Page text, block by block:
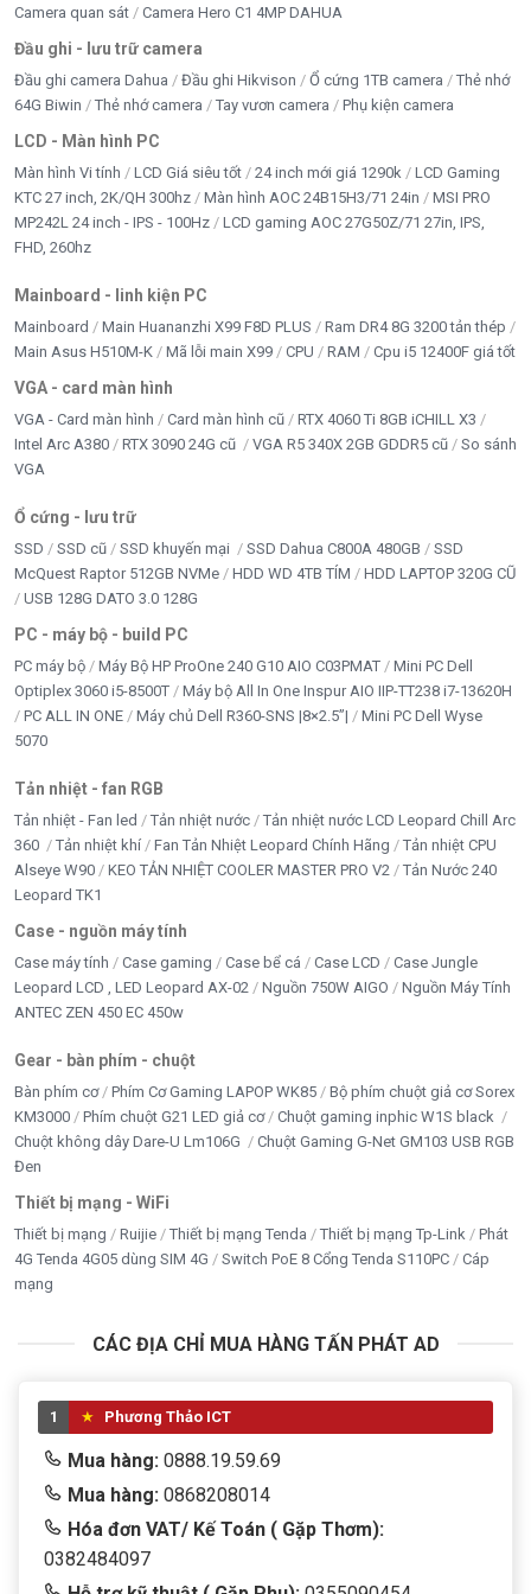
Nếu anh thường xuyên làm việc ngoài văn phòng, cần
máy nhẹ, pin tốt và đồng bộ tốt với iPhone, MacBook
Neo là lựa chọn dễ dùng trong tầm giá.
Người dùng iPhone muốn bước vào hệ sinh thái
Apple
Một điểm mạnh của MacBook Neo là khả năng kết
hợp với iPhone, iPad và iCloud.
đồng bộ ghi chú, ảnh, tin nhắn, lịch, email và tiếp tục
công việc giữa iPhone và MacBook thuận tiện hơn.
Chip Apple A18 Pro có đủ mạnh cho nhu
cầu hằng ngày không?
xem video, chỉnh sửa ảnh nhẹ, làm slide, học online và
dùng các công cụ AI cá nhân.
Điểm đáng chú ý của dòng chip này là khả năng tiết
hành macOS.
Với người dùng phổ thông, MacBook Neo 256GB
không cần phải là máy mạnh nhất, nhưng cần chạy ổn
quá trình học tập, làm việc.
Đây chính là nhóm nhu cầu mà MacBook Neo hướng
đến.
RAM 8GB và SSD 256GB có đủ dùng
không?
Với học tập, văn phòng, duyệt web, email, họp online,
làm slide, dùng Canva, Google Docs, Word, Excel và
đáp ứng tốt nếu người dùng quản lý dữ liệu hợp lý.
Bản 256GB phù hợp nhất với người dùng có thói quen
lưu tài liệu trên iCloud, Google Drive, OneDrive hoặc ổ
Nếu anh lưu nhiều ảnh, video, file thiết kế, dữ liệu
offline hoặc muốn cài nhiều ứng dụng lâu dài, nên cân
nhắc bản
MacBook Neo 512GB Touch ID Cảm ứng
MacBook Neo 256GB có Touch ID không?
thường là phiên bản tối ưu chi phí và không phải bản
tập trung vào Touch ID.
Nếu anh cần mở khóa bằng vân tay, xác nhận nhanh và
muốn dung lượng lưu trữ rộng hơn, nên tham khảo bản
512GB Touch ID.
Với người chỉ cần laptop để học tập, làm văn phòng,
có
thể
được
chọn
trang
sản
phẩm
Camera quan sát
Camera Hero C1 4MP DAHUA
Đầu ghi - lưu trữ camera
Đầu ghi camera Dahua Đầu ghi Hikvison Ổ cứng 1TB camera
Thẻ nhớ
64G Biwin
Thẻ nhớ camera Tay vươn camera Phụ kiện camera
LCD - Màn hình PC
Màn hình Vi tính LCD Giá siêu tốt 24 inch mới giá 1290k
LCD Gaming
KTC 27 inch, 2K/QH 300hz
Màn hình AOC 24B15H3/71 24in
MSI PRO
MP242L 24 inch - IPS - 100Hz
LCD gaming AOC 27G50Z/71 27in, IPS,
FHD, 260hz
Mainboard - linh kiện PC
Mainboard Main Huananzhi X99 F8D PLUS
Ram DR4 8G 3200 tản thép
Main Asus H510M-K
Mã lỗi main X99 CPU RAM Cpu i5 12400F giá tốt
VGA - card màn hình
VGA - Card màn hình Card màn hình cũ
RTX 4060 Ti 8GB iCHILL X3
Intel Arc A380
RTX 3090 24G cũ VGA R5 340X 2GB GDDR5 cũ
So sánh
VGA
Ổ cứng - lưu trữ
SSD SSD cũ SSD khuyến mại SSD Dahua C800A 480GB
SSD
McQuest Raptor 512GB NVMe
HDD WD 4TB TÍM
HDD LAPTOP 320G CŨ
USB 128G DATO 3.0 128G
PC - máy bộ - build PC
PC máy bộ Máy Bộ HP ProOne 240 G10 AIO C03PMAT
Mini PC Dell
Optiplex 3060 i5-8500T
Máy bộ All In One Inspur AIO IIP-TT238 i7-13620H
PC ALL IN ONE
Máy chủ Dell R360-SNS |8×2.5”|
Mini PC Dell Wyse
5070
Tản nhiệt - fan RGB
Tản nhiệt - Fan led Tản nhiệt nước
Tản nhiệt nước LCD Leopard Chill Arc
360
Tản nhiệt khí Fan Tản Nhiệt Leopard Chính Hãng
Tản nhiệt CPU
Alseye W90
KEO TẢN NHIỆT COOLER MASTER PRO V2
Tản Nước 240
Leopard TK1
Case - nguồn máy tính
Case máy tính Case gaming Case bể cá Case LCD
Case Jungle
Leopard LCD , LED Leopard AX-02
Nguồn 750W AIGO
Nguồn Máy Tính
ANTEC ZEN 450 EC 450w
Gear - bàn phím - chuột
Bàn phím cơ Phím Cơ Gaming LAPOP WK85
Bộ phím chuột giả cơ Sorex
KM3000
Phím chuột G21 LED giả cơ
Chuột gaming inphic W1S black
Chuột không dây Dare-U Lm106G
Chuột Gaming G-Net GM103 USB RGB
Đen
Thiết bị mạng - WiFi
Thiết bị mạng Ruijie Thiết bị mạng Tenda Thiết bị mạng Tp-Link
Phát
4G Tenda 4G05 dùng SIM 4G
Switch PoE 8 Cổng Tenda S110PC
Cáp
mạng
CÁC ĐỊA CHỈ MUA HÀNG TẤN PHÁT AD
1 Phương Thảo ICT
Mua hàng: 0888.19.59.69
Mua hàng: 0868208014
Hóa đơn VAT/ Kế Toán ( Gặp Thơm):
0382484097